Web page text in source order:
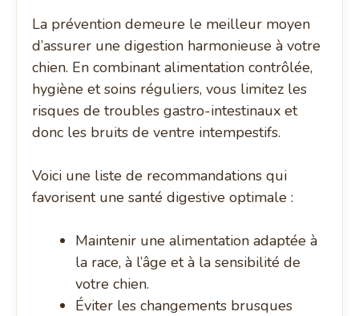
La prévention demeure le meilleur moyen
d’assurer une digestion harmonieuse à votre
chien. En combinant alimentation contrôlée,
hygiène et soins réguliers, vous limitez les
risques de troubles gastro-intestinaux et
donc les bruits de ventre intempestifs.
Voici une liste de recommandations qui
favorisent une santé digestive optimale :
Maintenir une alimentation adaptée à
la race, à l’âge et à la sensibilité de
votre chien.
Éviter les changements brusques